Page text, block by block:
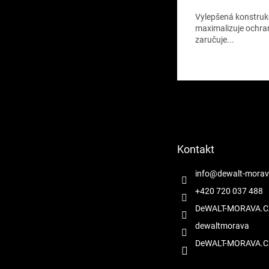
z
5
hvězdiček.
Vylepšená
maximalizuje
zaručuje...
Kontakt
info@dewalt-
+420 720 037 488
DeWALT-
dewaltmorava
DeWALT-